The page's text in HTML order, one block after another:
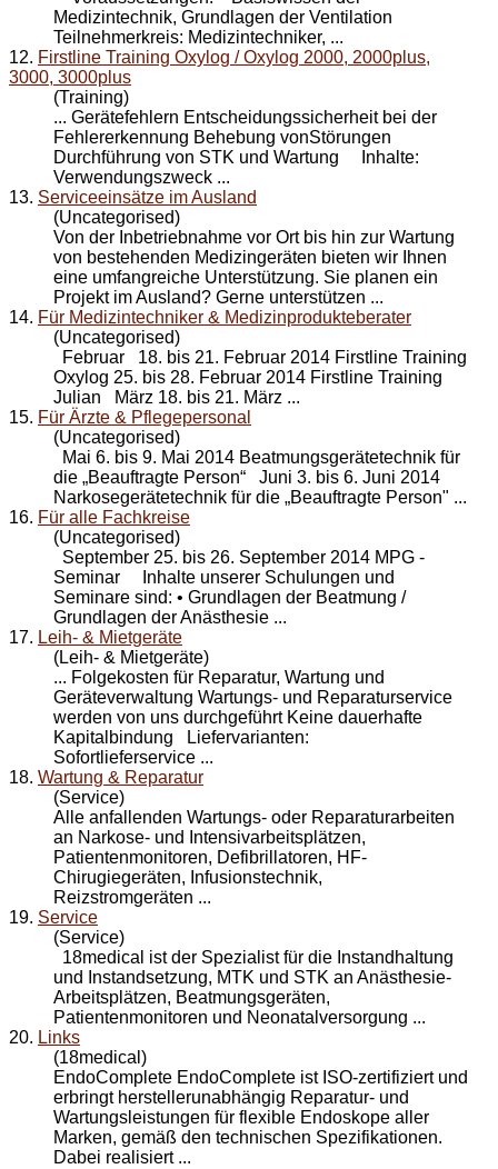
Medizintechnik, Grundlagen der Ventilation
Teilnehmerkreis: Medizintechniker, ...
12. Firstline Training Oxylog / Oxylog 2000, 2000plus,
3000, 3000plus
(Training)
... Gerätefehlern Entscheidungssicherheit bei der
Fehlererkennung Behebung vonStörungen
Durchführung von STK und Wartung
Inhalte:
Verwendungszweck ...
13. Serviceeinsätze im Ausland
(Uncategorised)
Von der Inbetriebnahme vor Ort bis hin zur Wartung
von bestehenden Medizingeräten bieten wir Ihnen
eine umfangreiche Unterstützung. Sie planen ein
Projekt im Ausland? Gerne unterstützen ...
14. Für Medizintechniker & Medizinprodukteberater
(Uncategorised)
Februar 18. bis 21. Februar 2014 Firstline Training
Oxylog 25. bis 28. Februar 2014 Firstline Training
Julian März 18. bis 21. März ...
15. Für Ärzte & Pflegepersonal
(Uncategorised)
Mai 6. bis 9. Mai 2014 Beatmungsgerätetechnik für
die „Beauftragte Person“ Juni 3. bis 6. Juni 2014
Narkosegerätetechnik für die „Beauftragte Person" ...
16. Für alle Fachkreise
(Uncategorised)
September 25. bis 26. September 2014 MPG -
Seminar Inhalte unserer Schulungen und
Seminare sind: • Grundlagen der Beatmung /
Grundlagen der Anästhesie ...
17. Leih- & Mietgeräte
(Leih- & Mietgeräte)
... Folgekosten für Reparatur, Wartung und
Geräteverwaltung Wartungs- und Reparaturservice
werden von uns durchgeführt Keine dauerhafte
Kapitalbindung Liefervarianten:
Sofortlieferservice ...
18. Wartung & Reparatur
(Service)
Alle anfallenden Wartungs- oder Reparaturarbeiten
an Narkose- und Intensivarbeitsplätzen,
Patientenmonitoren, Defibrillatoren, HF-
Chirugiegeräten, Infusionstechnik,
Reizstromgeräten ...
19. Service
(Service)
18medical ist der Spezialist für die Instandhaltung
und Instandsetzung, MTK und STK an Anästhesie-
Arbeitsplätzen, Beatmungsgeräten,
Patientenmonitoren und Neonatalversorgung ...
20. Links
(18medical)
EndoComplete EndoComplete ist ISO-zertifiziert und
erbringt herstellerunabhängig Reparatur- und
Wartungsleistungen für flexible Endoskope aller
Marken, gemäß den technischen Spezifikationen.
Dabei realisiert ...